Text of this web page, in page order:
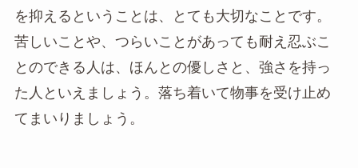
を抑えるということは、とても大切なことです。
苦しいことや、つらいことがあっても耐え忍ぶこ
とのできる人は、ほんとの優しさと、強さを持っ
た人といえましょう。落ち着いて物事を受け止め
てまいりましょう。